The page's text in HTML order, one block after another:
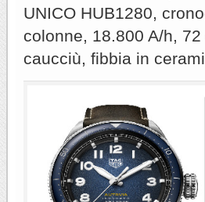
UNICO HUB1280,
colonne, 18.800 A/h,
caucciù, fibbia in